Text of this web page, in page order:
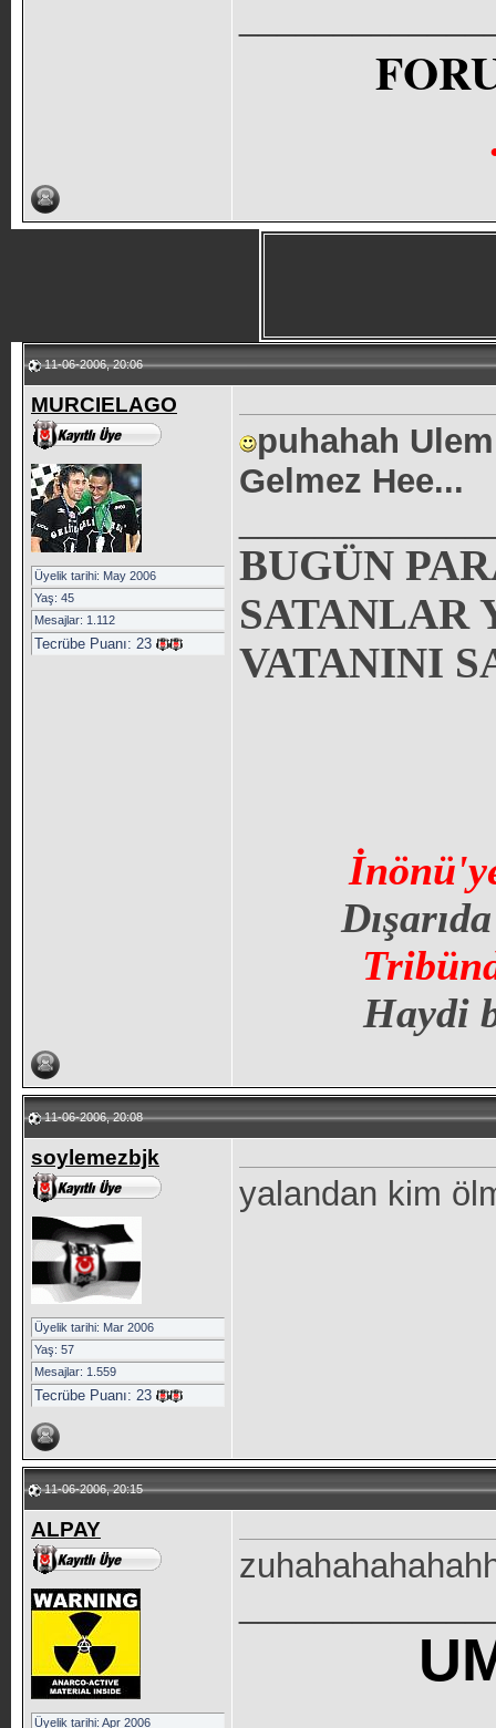
11-06-2006, 20:06
MURCIELAGO
Üyelik tarihi: May 2006
Yaş: 45
Mesajlar: 1.112
Tecrübe Puanı: 23
puhahah
Gelmez Hee...
BUGÜN
SATANLAR
VATANINI
Haydi
11-06-2006, 20:08
soylemezbjk
Üyelik tarihi: Mar 2006
Yaş: 57
Mesajlar: 1.559
Tecrübe Puanı: 23
yalandan kim
11-06-2006, 20:15
ALPAY
Üyelik tarihi: Apr 2006